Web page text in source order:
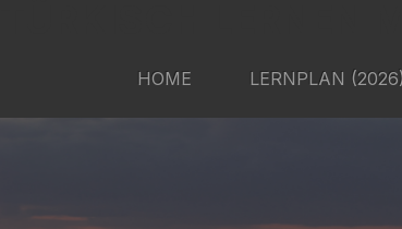
HOME LERNPLAN (2026)